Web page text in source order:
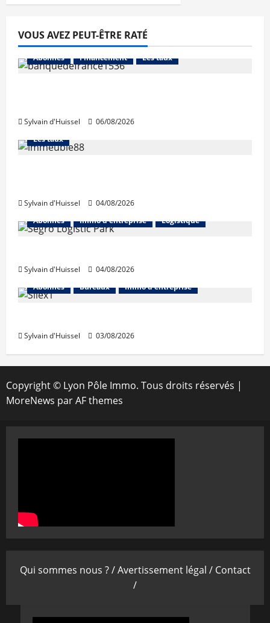
VOUS AVEZ PEUT-ÊTRE RATÉ
Abonnés Financement Les taux
Sylvain d'Huissel 06/08/2026
Abonnés Financement
Les taux
Sylvain d'Huissel
04/08/2026
Abonnés
Immo d'entreprise Logistique
Sylvain d'Huissel
04/08/2026
Abonnés
Bureaux Immo d'entreprise
Sylvain d'Huissel 03/08/2026
Copyright © Lyon Pôle Immo. Tous droits réservés |
MoreNews par AF themes
Qui sommes nous ? /Avertissement légal / Contact
/